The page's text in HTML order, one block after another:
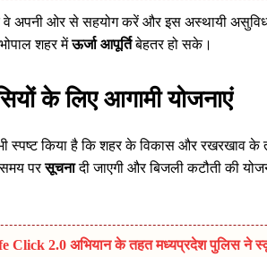
वे अपनी ओर से सहयोग करें और इस अस्थायी
शहर मेंऊर्जा आपूर्तिबेहतर हो सके।
के लिए आगामी योजनाएं
स्पष्ट किया है कि शहर के विकास और रखरखाव के
परसूचनादी जाएगी और बिजली कटौती की
Click 2.0 अभियान के तहत मध्यप्रदेश पुलिस ने